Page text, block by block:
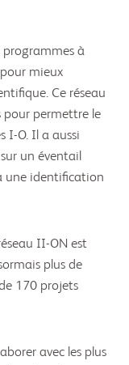
programmes à
mieux
Ce réseau
pour permettre le
I-O. Il a aussi
un éventail
une identification
II-ON est
plus de
170 projets
avec les plus